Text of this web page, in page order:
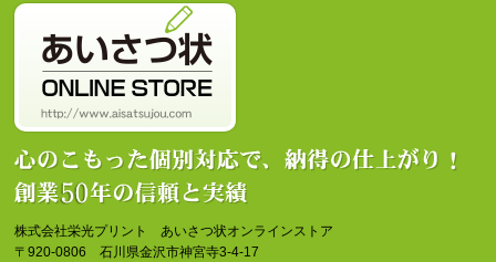
株式会社栄光プリント あいさつ状オンラインストア
〒920-0806 石川県金沢市神宮寺3-4-17